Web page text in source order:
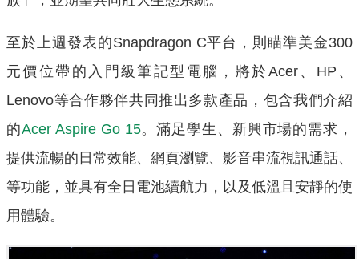
至於上週發表的Snapdragon C平台，則瞄準美金300
元價位帶的入門級筆記型電腦，將於Acer、HP、
Lenovo等合作夥伴共同推出多款產品，包含我們介紹
的Acer Aspire Go 15。滿足學生、新興市場的需求，
提供流暢的日常效能、網頁瀏覽、影音串流視訊通話、
等功能，並具有全日電池續航力，以及低溫且安靜的使
用體驗。